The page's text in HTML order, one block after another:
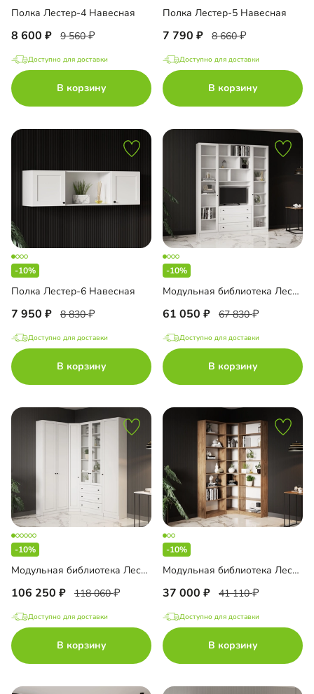
Полка Лестер-4 Навесная
8 600 9 560
Доступно для доставки
В корзину
Полка Лестер-5 Навесная
7 790 8 660
Доступно для доставки
В корзину
-10%
Полка Лестер-6 Навесная
7 950 8 830
Доступно для доставки
В корзину
-10%
Модульная библиотека Лестер-1
61 050 67 830
Доступно для доставки
В корзину
-10%
Модульная библиотека Лестер-2
106 250 118 060
Доступно для доставки
В корзину
-10%
Модульная библиотека Лестер-3
37 000 41 110
Доступно для доставки
В корзину